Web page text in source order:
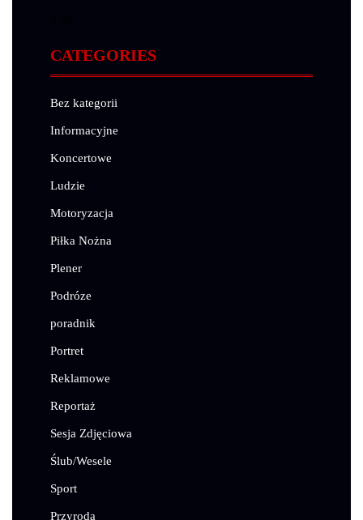
CATEGORIES
Bez kategorii
Informacyjne
Koncertowe
Ludzie
Motoryzacja
Piłka Nożna
Plener
Podróze
poradnik
Portret
Reklamowe
Reportaż
Sesja Zdjęciowa
Ślub/Wesele
Sport
Przyroda